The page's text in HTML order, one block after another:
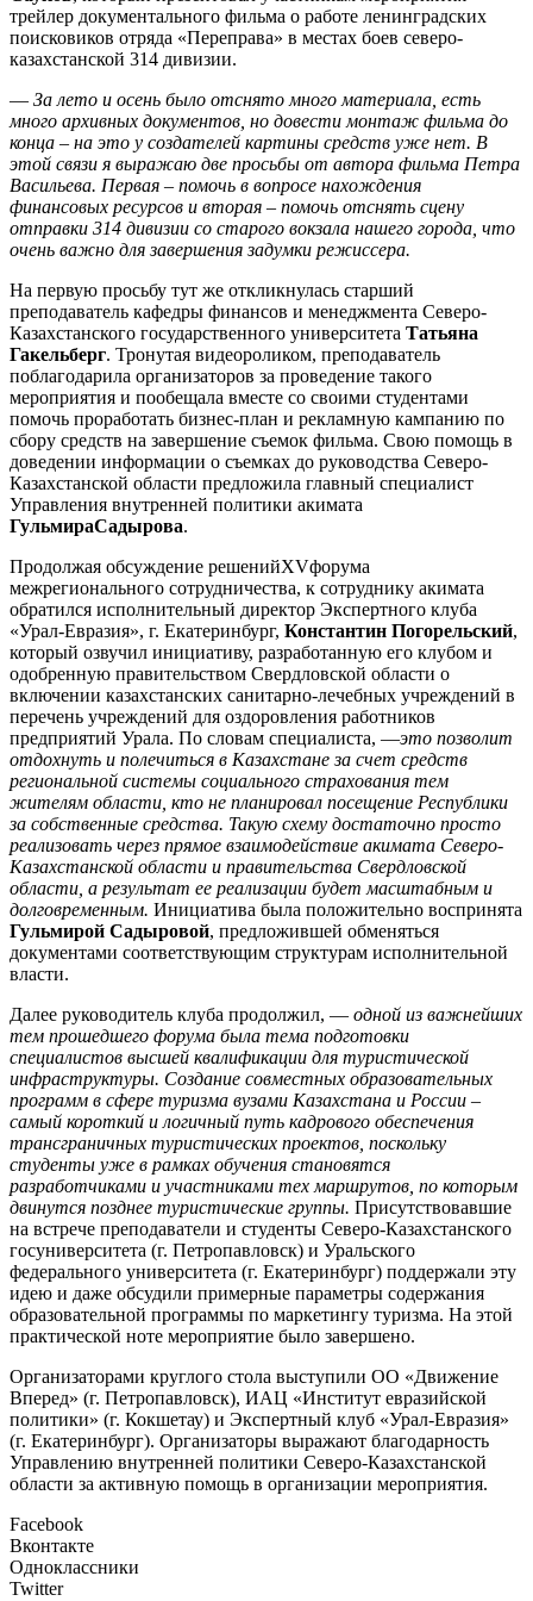
трейлер документального фильма о работе ленинградских
поисковиков отряда «Переправа» в местах боев северо-
казахстанской 314 дивизии.
— За лето и осень было отснято много материала, есть
много архивных документов, но довести монтаж фильма до
конца – на это у создателей картины средств уже нет. В
этой связи я выражаю две просьбы от автора фильма Петра
Васильева. Первая – помочь в вопросе нахождения
финансовых ресурсов и вторая – помочь отснять сцену
отправки 314 дивизии со старого вокзала нашего города, что
очень важно для завершения задумки режиссера.
На первую просьбу тут же откликнулась старший
преподаватель кафедры финансов и менеджмента Северо-
Казахстанского государственного университета Татьяна
Гакельберг. Тронутая видеороликом, преподаватель
поблагодарила организаторов за проведение такого
мероприятия и пообещала вместе со своими студентами
помочь проработать бизнес-план и рекламную кампанию по
сбору средств на завершение съемок фильма. Свою помощь в
доведении информации о съемках до руководства Северо-
Казахстанской области предложила главный специалист
Управления внутренней политики акимата
ГульмираСадырова.
Продолжая обсуждение решенийXVфорума
межрегионального сотрудничества, к сотруднику акимата
обратился исполнительный директор Экспертного клуба
«Урал-Евразия», г. Екатеринбург, Константин Погорельский,
который озвучил инициативу, разработанную его клубом и
одобренную правительством Свердловской области о
включении казахстанских санитарно-лечебных учреждений в
перечень учреждений для оздоровления работников
предприятий Урала. По словам специалиста, —это позволит
отдохнуть и полечиться в Казахстане за счет средств
региональной системы социального страхования тем
жителям области, кто не планировал посещение Республики
за собственные средства. Такую схему достаточно просто
реализовать через прямое взаимодействие акимата Северо-
Казахстанской области и правительства Свердловской
области, а результат ее реализации будет масштабным и
долговременным. Инициатива была положительно воспринята
Гульмирой Садыровой, предложившей обменяться
документами соответствующим структурам исполнительной
власти.
Далее руководитель клуба продолжил, — одной из важнейших
тем прошедшего форума была тема подготовки
специалистов высшей квалификации для туристической
инфраструктуры. Создание совместных образовательных
программ в сфере туризма вузами Казахстана и России –
самый короткий и логичный путь кадрового обеспечения
трансграничных туристических проектов, поскольку
студенты уже в рамках обучения становятся
разработчиками и участниками тех маршрутов, по которым
двинутся позднее туристические группы. Присутствовавшие
на встрече преподаватели и студенты Северо-Казахстанского
госуниверситета (г. Петропавловск) и Уральского
федерального университета (г. Екатеринбург) поддержали эту
идею и даже обсудили примерные параметры содержания
образовательной программы по маркетингу туризма. На этой
практической ноте мероприятие было завершено.
Организаторами круглого стола выступили ОО «Движение
Вперед» (г. Петропавловск), ИАЦ «Институт евразийской
политики» (г. Кокшетау) и Экспертный клуб «Урал-Евразия»
(г. Екатеринбург). Организаторы выражают благодарность
Управлению внутренней политики Северо-Казахстанской
области за активную помощь в организации мероприятия.
Facebook
Вконтакте
Одноклассники
Twitter